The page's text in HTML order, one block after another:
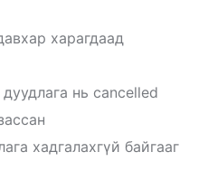
харагдаад
нь cancelled
хадгалахгүй байгааг